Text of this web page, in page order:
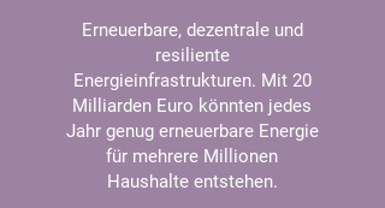
Erneuerbare, dezentrale und
resiliente
Energieinfrastrukturen. Mit 20
Milliarden Euro könnten jedes
Jahr genug erneuerbare Energie
für mehrere Millionen
Haushalte entstehen.